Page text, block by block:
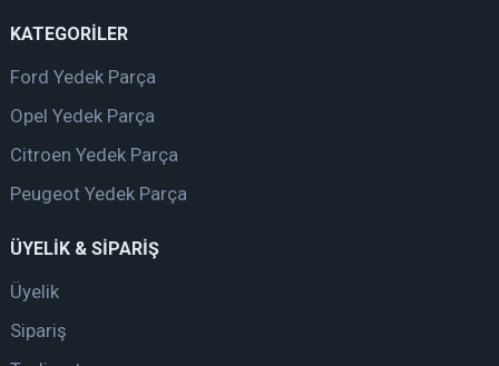
KATEGORİLER
Ford Yedek Parça
Opel Yedek Parça
Citroen Yedek Parça
Peugeot Yedek Parça
ÜYELİK & SİPARİŞ
Üyelik
Sipariş